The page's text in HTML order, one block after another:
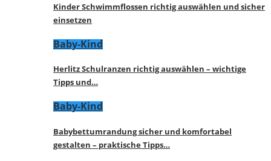
Kinder Schwimmflossen richtig auswählen und sicher
einsetzen
Baby-Kind
Herlitz Schulranzen richtig auswählen – wichtige
Tipps und…
Baby-Kind
Babybettumrandung sicher und komfortabel
gestalten – praktische Tipps…